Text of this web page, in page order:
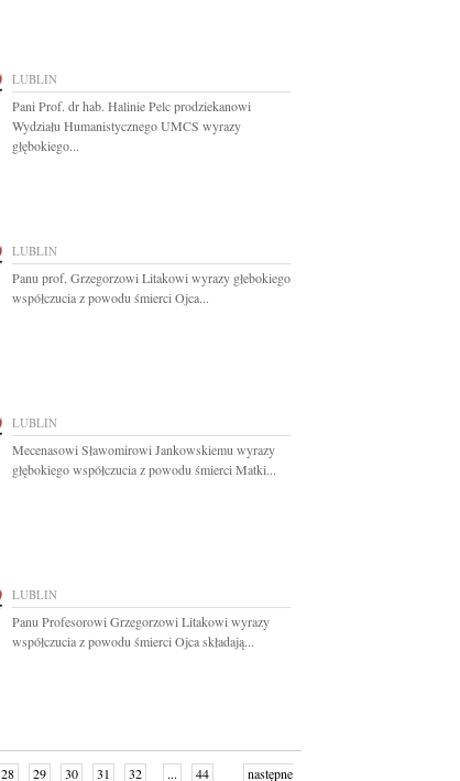
LUBLIN
Pani Prof. dr hab. Halinie Pelc prodziekanowi
Wydziału Humanistycznego UMCS wyrazy
głębokiego...
LUBLIN
Panu prof. Grzegorzowi Litakowi wyrazy głebokiego
współczucia z powodu śmierci Ojca...
LUBLIN
Mecenasowi Sławomirowi Jankowskiemu wyrazy
głębokiego współczucia z powodu śmierci Matki...
LUBLIN
Panu Profesorowi Grzegorzowi Litakowi wyrazy
współczucia z powodu śmierci Ojca składają...
28 29 30 31 32 ... 44 następne